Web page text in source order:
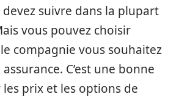
suivre dans la plupart
vous pouvez choisir
compagnie vous souhaitez
C’est une bonne
prix et les options de